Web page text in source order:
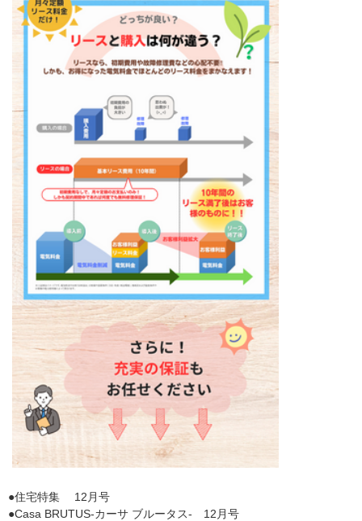
●住宅特集 12月号
●Casa BRUTUS-カーサ ブルータス- 12月号